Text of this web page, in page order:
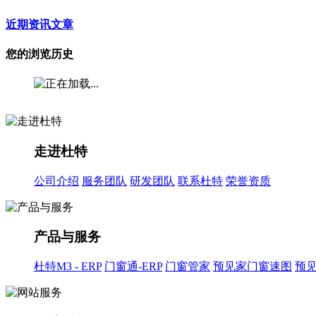
近期资讯文章
您的浏览历史
走进杜特
公司介绍 服务团队 研发团队 联系杜特 荣誉资质
产品与服务
杜特M3 - ERP 门窗通-ERP 门窗管家 预见家门窗速图 预